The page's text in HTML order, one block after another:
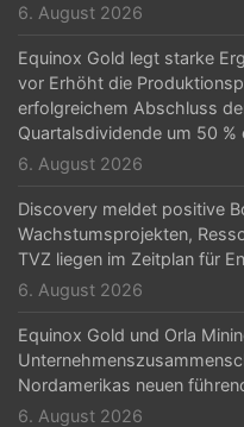
6. August 2026
Equinox Gold legt starke
vor Erhöht die
erfolgreichem Abschluss
Quartalsdividende um 50 %
6. August 2026
Discovery meldet positive
Wachstumsprojekten,
TVZ liegen im Zeitplan für
6. August 2026
Equinox Gold und Orla
Nordamerikas neuen
6. August 2026